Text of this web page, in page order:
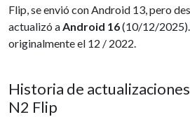
Flip, se envió con Android 13, pero
actualizó aAndroid 16(10/12/
originalmente el 12 / 2022.
Historia de
N2 Flip